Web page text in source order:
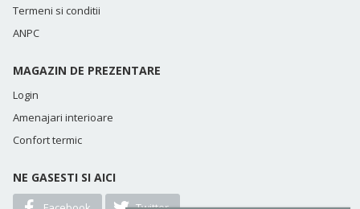
Termeni si conditii
ANPC
MAGAZIN DE PREZENTARE
Login
Amenajari interioare
Confort termic
NE GASESTI SI AICI